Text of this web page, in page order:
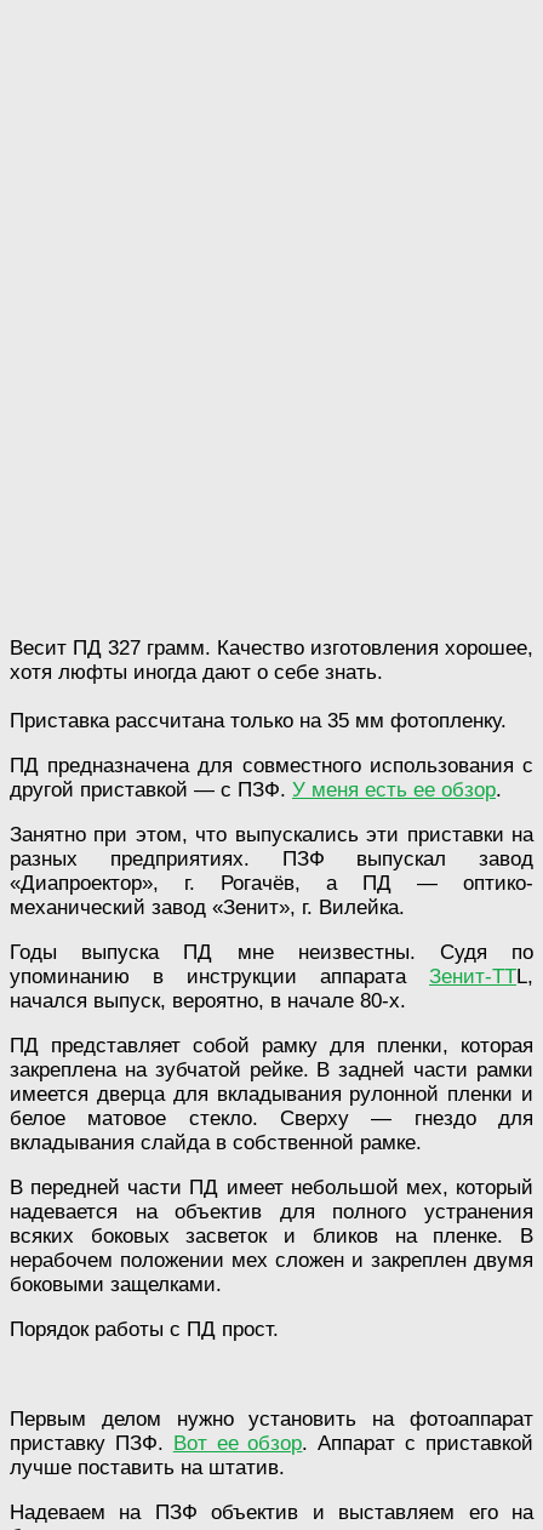
Весит ПД 327 грамм. Качество изготовления хорошее,
хотя люфты иногда дают о себе знать.
Приставка рассчитана только на 35 мм фотопленку.
ПД предназначена для совместного использования с
другой приставкой — с ПЗФ. У меня есть ее обзор.
Занятно при этом, что выпускались эти приставки на
разных предприятиях. ПЗФ выпускал завод
«Диапроектор», г. Рогачёв, а ПД — оптико-
механический завод «Зенит», г. Вилейка.
Годы выпуска ПД мне неизвестны. Судя по
упоминанию в инструкции аппарата Зенит-TTL,
начался выпуск, вероятно, в начале 80-х.
ПД представляет собой рамку для пленки, которая
закреплена на зубчатой рейке. В задней части рамки
имеется дверца для вкладывания рулонной пленки и
белое матовое стекло. Сверху — гнездо для
вкладывания слайда в собственной рамке.
В передней части ПД имеет небольшой мех, который
надевается на объектив для полного устранения
всяких боковых засветок и бликов на пленке. В
нерабочем положении мех сложен и закреплен двумя
боковыми защелками.
Порядок работы с ПД прост.
Первым делом нужно установить на фотоаппарат
приставку ПЗФ. Вот ее обзор. Аппарат с приставкой
лучше поставить на штатив.
Надеваем на ПЗФ объектив и выставляем его на